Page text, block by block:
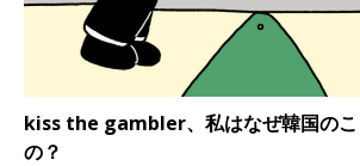
kiss the gambler、私はなぜ韓国のこ
の？